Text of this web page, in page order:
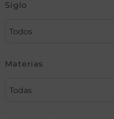
Siglo
Todos
Materias
Todas